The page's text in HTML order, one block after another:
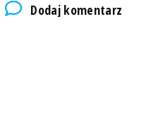
Dodaj komentarz